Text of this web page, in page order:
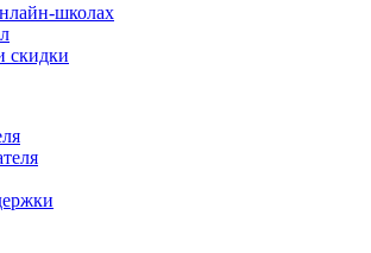
школах
скидки